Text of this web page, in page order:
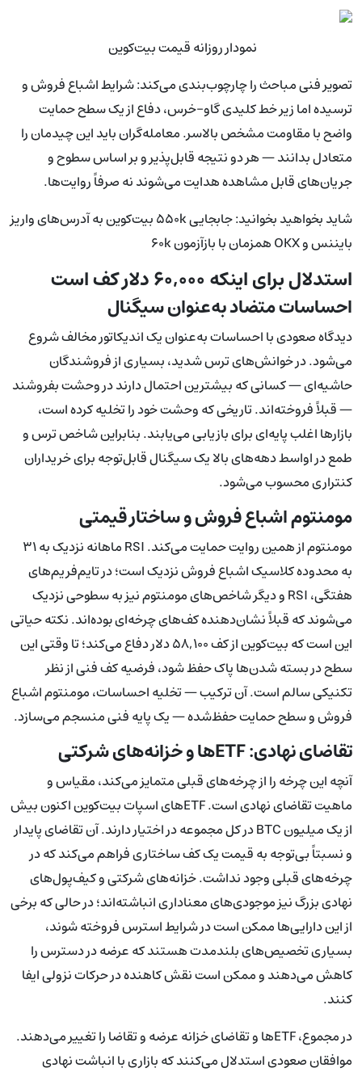
نمودار روزانه قیمت بیت‌کوین
تصویر فنی مباحث را چارچوب‌بندی می‌کند: شرایط اشباع فروش و
ترسیده اما زیر خط کلیدی گاو-خرس، دفاع از یک سطح حمایت
واضح با مقاومت مشخص بالاسر. معامله‌گران باید این چیدمان را
متعادل بدانند — هر دو نتیجه قابل‌پذیر و بر اساس سطوح و
جریان‌های قابل مشاهده هدایت می‌شوند نه صرفاً روایت‌ها.
شاید بخواهید بخوانید: جابجایی ۵۵۰k بیت‌کوین به آدرس‌های واریز
بایننس و OKX همزمان با بازآزمون ۶۰k
استدلال برای اینکه ۶۰,۰۰۰ دلار کف است
احساسات متضاد به‌عنوان سیگنال
دیدگاه صعودی با احساسات به‌عنوان یک اندیکاتور مخالف شروع
می‌شود. در خوانش‌های ترس شدید، بسیاری از فروشندگان
حاشیه‌ای — کسانی که بیشترین احتمال دارند در وحشت بفروشند
— قبلاً فروخته‌اند. تاریخی که وحشت خود را تخلیه کرده است،
بازارها اغلب پایه‌ای برای بازیابی می‌یابند. بنابراین شاخص ترس و
طمع در اواسط دهه‌های بالا یک سیگنال قابل‌توجه برای خریداران
کنتراری محسوب می‌شود.
مومنتوم اشباع فروش و ساختار قیمتی
مومنتوم از همین روایت حمایت می‌کند. RSI ماهانه نزدیک به ۳۱
به محدوده کلاسیک اشباع فروش نزدیک است؛ در تایم‌فریم‌های
هفتگی، RSI و دیگر شاخص‌های مومنتوم نیز به سطوحی نزدیک
می‌شوند که قبلاً نشان‌دهنده کف‌های چرخه‌ای بوده‌اند. نکته حیاتی
این است که بیت‌کوین از کف ۵۸,۱۰۰ دلار دفاع می‌کند؛ تا وقتی این
سطح در بسته شدن‌ها پاک حفظ شود، فرضیه کف فنی از نظر
تکنیکی سالم است. آن ترکیب — تخلیه احساسات، مومنتوم اشباع
فروش و سطح حمایت حفظ‌شده — یک پایه فنی منسجم می‌سازد.
تقاضای نهادی: ETFها و خزانه‌های شرکتی
آنچه این چرخه را از چرخه‌های قبلی متمایز می‌کند، مقیاس و
ماهیت تقاضای نهادی است. ETFهای اسپات بیت‌کوین اکنون بیش
از یک میلیون BTC در کل مجموعه در اختیار دارند. آن تقاضای پایدار
و نسبتاً بی‌توجه به قیمت یک کف ساختاری فراهم می‌کند که در
چرخه‌های قبلی وجود نداشت. خزانه‌های شرکتی و کیف‌پول‌های
نهادی بزرگ نیز موجودی‌های معناداری انباشته‌اند؛ در حالی که برخی
از این دارایی‌ها ممکن است در شرایط استرس فروخته شوند،
بسیاری تخصیص‌های بلندمدت هستند که عرضه در دسترس را
کاهش می‌دهند و ممکن است نقش کاهنده در حرکات نزولی ایفا
کنند.
در مجموع، ETFها و تقاضای خزانه عرضه و تقاضا را تغییر می‌دهند.
موافقان صعودی استدلال می‌کنند که بازاری با انباشت نهادی